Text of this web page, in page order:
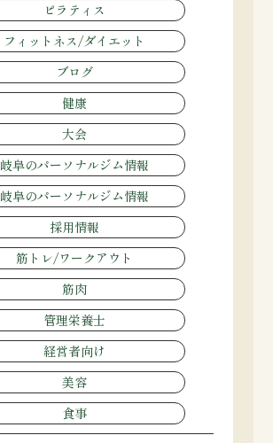
ピラティス
フィットネス/ダイエット
ブログ
健康
大会
岐阜のパーソナルジム情報
岐阜のパーソナルジム情報
採用情報
筋トレ/ワークアウト
筋肉
管理栄養士
経営者向け
美容
食事